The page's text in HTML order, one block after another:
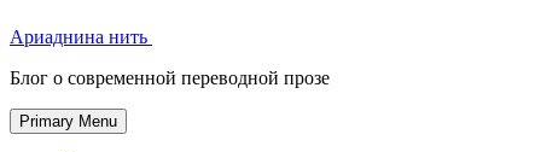
Ариаднина нить
Блог о современной переводной прозе
Primary Menu